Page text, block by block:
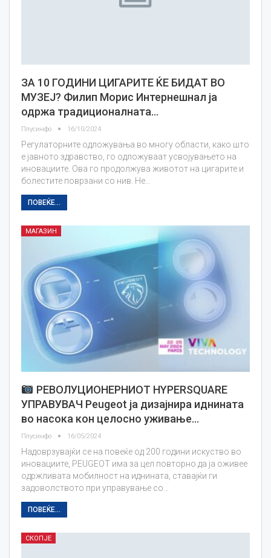
ЗА 10 ГОДИНИ ЦИГАРИТЕ ЌЕ БИДАТ ВО
МУЗЕЈ? Филип Морис Интернешнал ја
одржа традиционалната…
Плусинфо 16/10/2024
Регулаторните одложувања во многу области, како што
е јавното здравство, го одложуваат усвојувањето на
иновациите. Ова го продолжува животот на цигарите и
болестите поврзани со нив. Не…
ПОВЕЌЕ...
МАГАЗИН
РЕВОЛУЦИОНЕРНИОТ HYPERSQUARE
УПРАВУВАЧ Peugeot ја дизајнира иднината
во насока кон целосно уживање…
Плусинфо 16/05/2024
Надоврзувајќи се на повеќе од 200 години искуство во
иновациите, PEUGEOT има за цел повторно да ја оживее
одржливата мобилност на иднината, ставајќи ги
задоволството при управување со…
ПОВЕЌЕ...
СКОПЈЕ